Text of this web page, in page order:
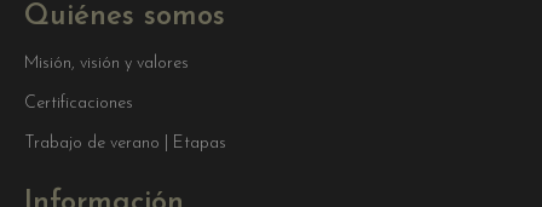
Quiénes somos
Misión, visión y valores
Certificaciones
Trabajo de verano | Etapas